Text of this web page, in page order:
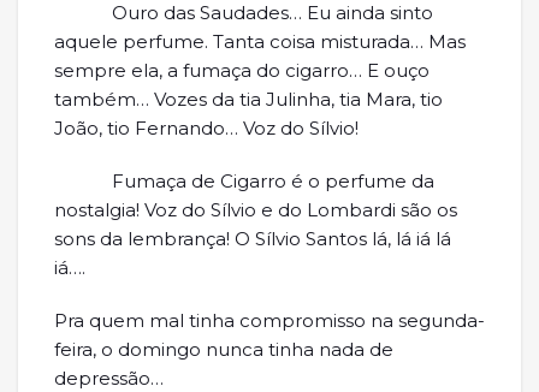
Ouro das Saudades… Eu ainda sinto
aquele perfume. Tanta coisa misturada… Mas
sempre ela, a fumaça do cigarro… E ouço
também… Vozes da tia Julinha, tia Mara, tio
João, tio Fernando… Voz do Sílvio!
Fumaça de Cigarro é o perfume da
nostalgia! Voz do Sílvio e do Lombardi são os
sons da lembrança! O Sílvio Santos lá, lá iá lá
iá….
Pra quem mal tinha compromisso na segunda-
feira, o domingo nunca tinha nada de
depressão…